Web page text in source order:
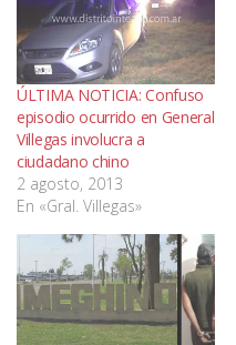
ÚLTIMA NOTICIA: Confuso
episodio ocurrido en General
Villegas involucra a
ciudadano chino
2 agosto, 2013
En «Gral. Villegas»